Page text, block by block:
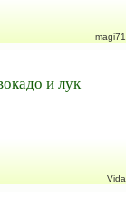
magi71
и лук
Vida